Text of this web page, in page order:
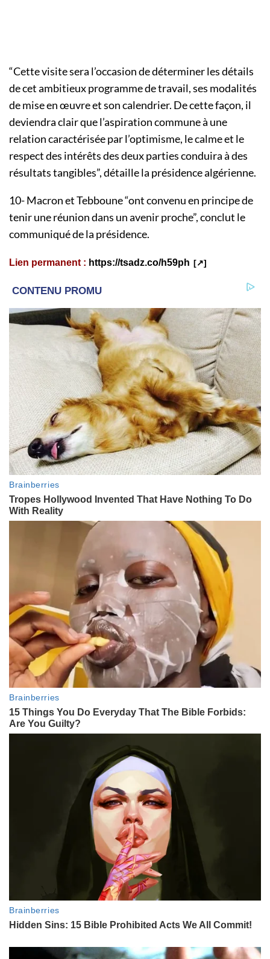
“Cette visite sera l’occasion de déterminer les détails
de cet ambitieux programme de travail, ses modalités
de mise en œuvre et son calendrier. De cette façon, il
deviendra clair que l’aspiration commune à une
relation caractérisée par l’optimisme, le calme et le
respect des intérêts des deux parties conduira à des
résultats tangibles”, détaille la présidence algérienne.
10- Macron et Tebboune “ont convenu en principe de
tenir une réunion dans un avenir proche”, conclut le
communiqué de la présidence.
Lien permanent : https://tsadz.co/h59ph